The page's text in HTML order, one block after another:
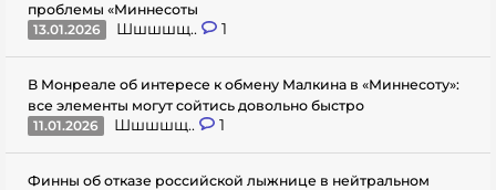
проблемы «Миннесоты
13.01.2026
Шшшшщ.. 1
В Монреале об интересе к обмену Малкина в «Миннесоту»:
все элементы могут сойтись довольно быстро
11.01.2026
Шшшшщ.. 1
Финны об отказе российской лыжнице в нейтральном